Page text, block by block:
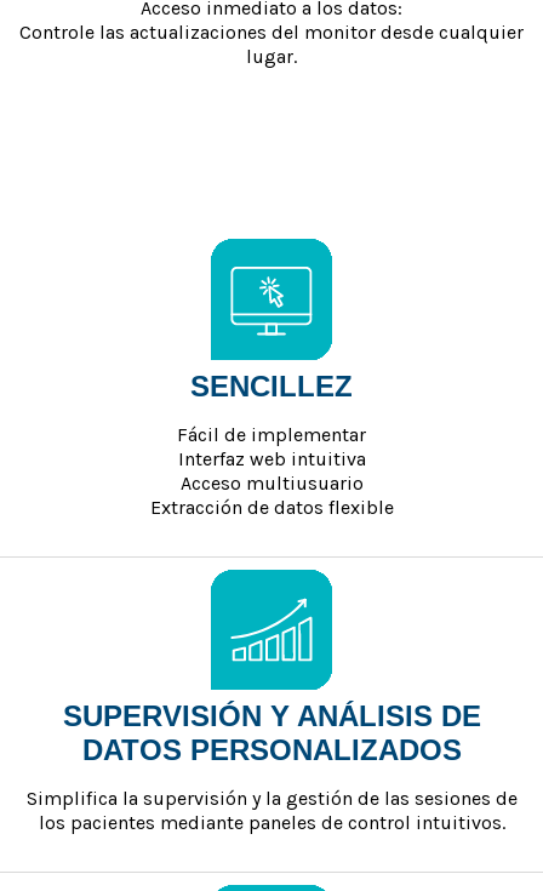
Acceso inmediato a los datos:
Controle las actualizaciones del monitor desde cualquier
lugar.
SENCILLEZ
Fácil de implementar
Interfaz web intuitiva
Acceso multiusuario
Extracción de datos flexible
SUPERVISIÓN Y ANÁLISIS DE
DATOS PERSONALIZADOS
Simplifica la supervisión y la gestión de las sesiones de
los pacientes mediante paneles de control intuitivos.